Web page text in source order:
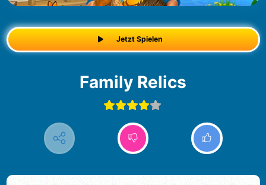
Jetzt Spielen
Family Relics